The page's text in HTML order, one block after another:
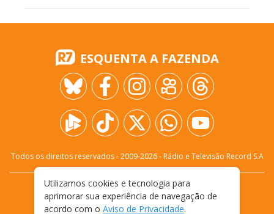
ESQUENTA A FAZENDA
Todos os direitos reservados - 2009-2026- Rádio e Televisão Record S.A
FALE CONOSCO
PRIVACIDADE
TERMOS E CONDIÇÕES DE USO
Utilizamos cookies e tecnologia para
aprimorar sua experiência de navegação de
acordo com o Aviso de Privacidade.